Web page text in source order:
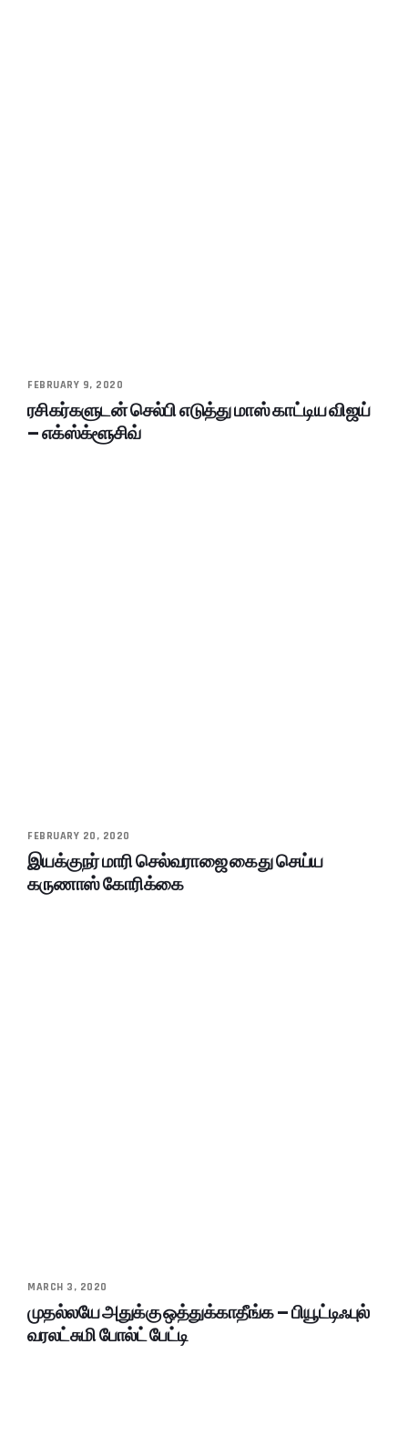
FEBRUARY 9, 2020
ரசிகர்களுடன் செல்பி எடுத்து மாஸ் காட்டிய விஜய்
– எக்ஸ்க்ளூசிவ்
FEBRUARY 20, 2020
இயக்குநர் மாரி செல்வராஜை கைது செய்ய
கருணாஸ் கோரிக்கை
MARCH 3, 2020
முதல்லயே அதுக்கு ஒத்துக்காதீங்க – பியூட்டிஃபுல்
வரலட்சுமி போல்ட் பேட்டி